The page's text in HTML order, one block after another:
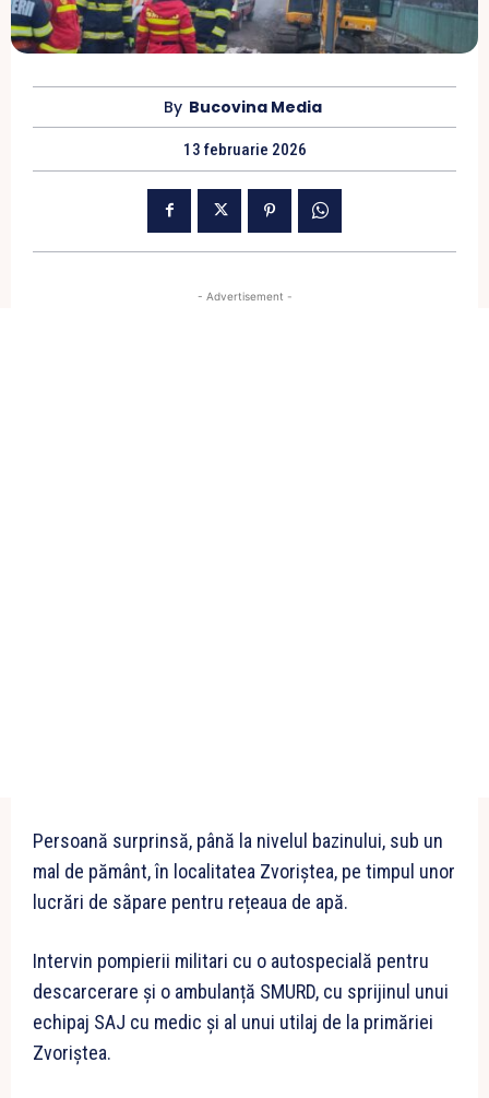
By Bucovina Media
13 februarie 2026
- Advertisement -
Persoană surprinsă, până la nivelul bazinului, sub un
mal de pământ, în localitatea Zvoriștea, pe timpul unor
lucrări de săpare pentru rețeaua de apă.
Intervin pompierii militari cu o autospecială pentru
descarcerare și o ambulanță SMURD, cu sprijinul unui
echipaj SAJ cu medic și al unui utilaj de la primăriei
Zvoriștea.